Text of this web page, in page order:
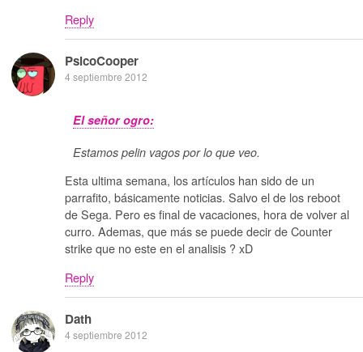
Reply
PsicoCooper
4 septiembre 2012
El señor ogro:
Estamos pelin vagos por lo que veo.
Esta ultima semana, los artículos han sido de un
parrafito, básicamente noticias. Salvo el de los reboot
de Sega. Pero es final de vacaciones, hora de volver al
curro. Ademas, que más se puede decir de Counter
strike que no este en el analisis ? xD
Reply
Dath
4 septiembre 2012